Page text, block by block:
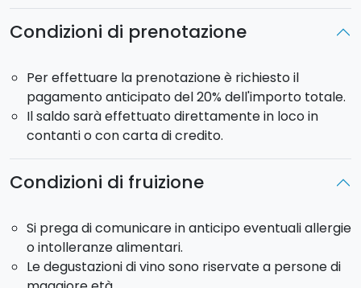
Condizioni di prenotazione
Per effettuare la prenotazione è richiesto il
pagamento anticipato del 20% dell'importo totale.
Il saldo sarà effettuato direttamente in loco in
contanti o con carta di credito.
Condizioni di fruizione
Si prega di comunicare in anticipo eventuali allergie
o intolleranze alimentari.
Le degustazioni di vino sono riservate a persone di